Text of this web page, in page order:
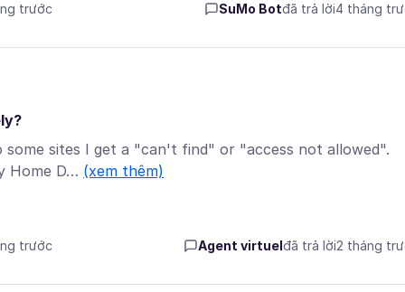
trước SuMo Botđã trả lời4 tháng
sites I get a "can't find" or "access not allowed".
Home D… (xem thêm)
trước Agent virtuelđã trả lời2 tháng